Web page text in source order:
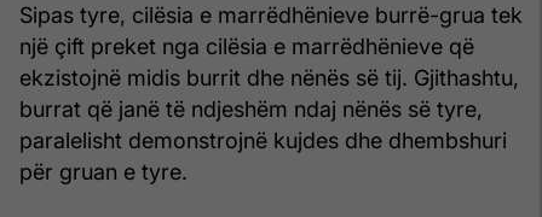
Sipas tyre, cilësia e marrëdhënieve burrë-­grua tek
një çift preket nga cilësia e marrëdhënieve që
ekzistojnë midis burrit dhe nënës së tij. Gjithashtu,
burrat që janë të ndjeshëm ndaj nënës së tyre,
paralelisht demonstrojnë kujdes dhe dhembshuri
për gruan e tyre.